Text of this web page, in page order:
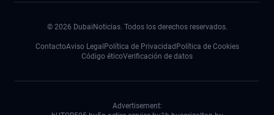
© 2026 DubaiNoticias. Todos los derechos reservados.
ContactoAviso Legal Política de Privacidad Política de Cookies
Código éticoVerificación de datos
Advertisement: